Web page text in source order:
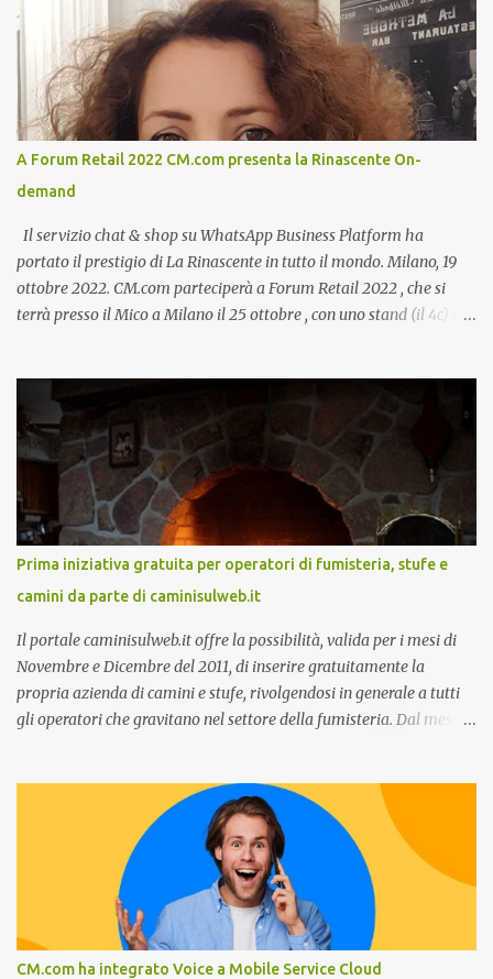
A Forum Retail 2022 CM.com presenta la Rinascente On-
demand
Il servizio chat & shop su WhatsApp Business Platform ha
portato il prestigio di La Rinascente in tutto il mondo. Milano, 19
ottobre 2022. CM.com parteciperà a Forum Retail 2022 , che si
terrà presso il Mico a Milano il 25 ottobre , con uno stand (il 4c) e
tramite WhatsApp Business ”. Il primo appuntamento è per le ore
14:30 con Cristina Parigi, Country Manager di CM.com Italia, che
terrà una presentazione dal titolo:” Il presente e futuro del
Customer care omnicanale: come incontrare le aspettative dei
clienti ”. I punti che verranno affrontati sono il Customer care, lo
stato dell’arte e i punti di miglioramento, quali i molteplici canali di
comunicazione e quali utilizzare in ottica di miglioramento, le
previsioni da oggi al 2030 su come rispondere alle aspettative del
c...
Prima iniziativa gratuita per operatori di fumisteria, stufe e
camini da parte di caminisulweb.it
Il portale caminisulweb.it offre la possibilità, valida per i mesi di
Novembre e Dicembre del 2011, di inserire gratuitamente la
propria azienda di camini e stufe, rivolgendosi in generale a tutti
gli operatori che gravitano nel settore della fumisteria. Dal mese di
impianti di riscaldamento, stufe e camini, e fumisteria in generale
offre la registrazione gratuita a vantaggio di tutte le aziende
operanti nel settore. E’ possibile infatti all’interno del sito inserire
gratuitamente i propri dati aziendali, indirizzi, recapiti, recensione
(che verrà corretta, migliorata e modificata all’occorrenza da
redattori specializzati), immagini dei prodotti e fino a un massimo
di 5 servizi e prodotti specificandone uno o più principali. Le
CM.com ha integrato Voice a Mobile Service Cloud